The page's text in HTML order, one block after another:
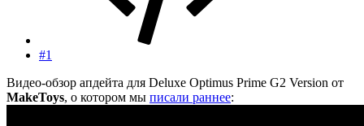
#1
Видео-обзор апдейта для Deluxe Optimus Prime G2 Version от
MakeToys, о котором мы писали раннее: